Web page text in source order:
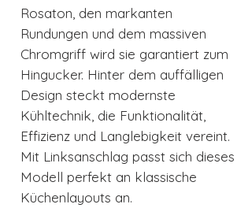
Rosaton, den markanten
Rundungen und dem massiven
Chromgriff wird sie garantiert zum
Hingucker. Hinter dem auffälligen
Design steckt modernste
Kühltechnik, die Funktionalität,
Effizienz und Langlebigkeit vereint.
Mit Linksanschlag passt sich dieses
Modell perfekt an klassische
Küchenlayouts an.